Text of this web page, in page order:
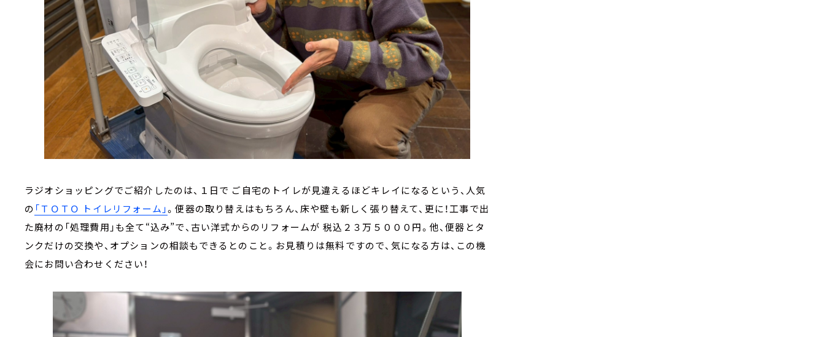
ラジオショッピングでご紹介したのは、１日で ご自宅のトイレが見違えるほどキレイになるという、人気
の 「ＴＯＴＯ トイレリフォーム」。便器の取り替えはもちろん、床や壁も新しく張り替えて、更に！工事で出
た廃材の「処理費用」も全て“込み”で、古い洋式からのリフォームが 税込２３万５０００円。他、便器とタ
ンクだけの交換や、オプションの相談もできるとのこと。お見積りは無料ですので、気になる方は、この機
会にお問い合わせください！